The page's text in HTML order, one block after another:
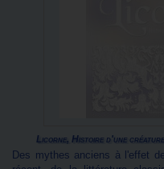
Licorne, Histoire d'une
Des mythes anciens à l'effet